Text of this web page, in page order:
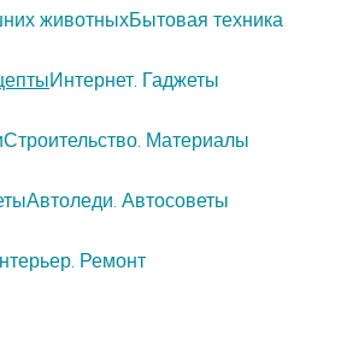
животныхБытовая техника
Интернет. Гаджеты
Строительство. Материалы
Автоледи. Автосоветы
Ремонт